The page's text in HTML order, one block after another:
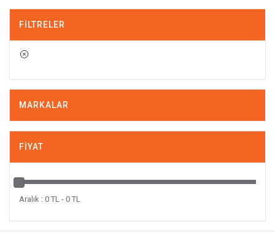
FILTRELER
MARKALAR
FIYAT
Aralık : 0 TL - 0 TL